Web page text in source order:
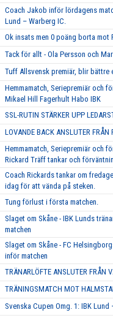
Coach Jakob inför lördagens
Lund – Warberg IC.
Ok insats men 0 poäng borta mot
Tack för allt - Ola Persson och
Tuff Allsvensk premiär, blir bättre
Hemmamatch, Seriepremiär och
Mikael Hill Fagerhult Habo IBK
SSL-RUTIN STÄRKER UPP
LOVANDE BACK ANSLUTER FRÅN
Hemmamatch, Seriepremiär och
Rickard Träff tankar och
Coach Rickards tankar om
idag för att vända på steken.
Tung förlust i första matchen.
Slaget om Skåne - IBK Lunds
matchen
Slaget om Skåne - FC
inför matchen
TRÄNARLÖFTE ANSLUTER FRÅN
TRÄNINGSMATCH MOT
Svenska Cupen Omg. 1: IBK Lund